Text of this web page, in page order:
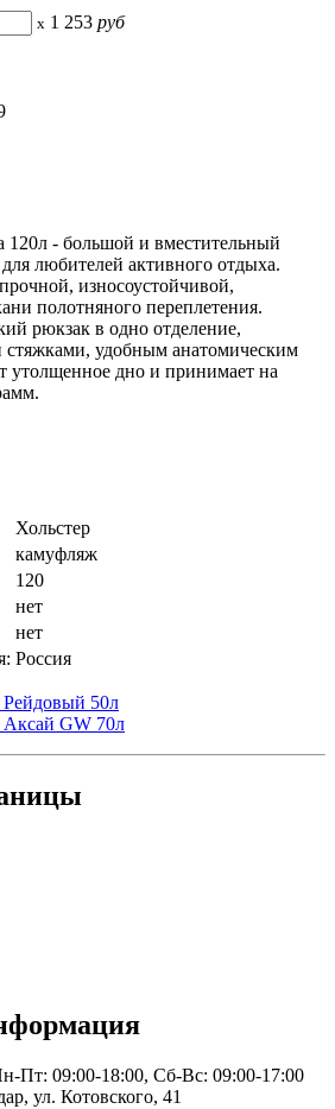
x 1 253 руб
120л - большой и вместительный
любителей активного отдыха.
износоустойчивой,
полотняного переплетения.
рюкзак в одно отделение,
удобным анатомическим
утолщенное дно и принимает на
Хольстер
камуфляж
120
нет
нет
Россия
Рейдовый 50л
Аксай GW 70л
Пт: 09:00-18:00, Сб-Вс: 09:00-17:00
ул. Котовского, 41